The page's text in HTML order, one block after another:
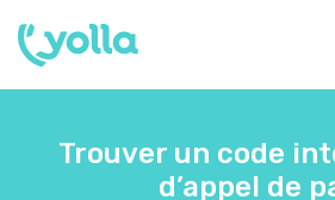
Trouver un code
d’appel de